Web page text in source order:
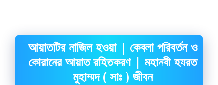
আয়াতটির নাজিল হওয়া | কেবলা পরিবর্তন ও
কোরানের আয়াত রহিতকরণ | মহানবী হযরত
মুহাম্মদ ( সাঃ ) জীবন